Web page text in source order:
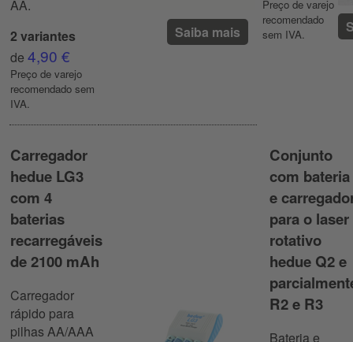
AA.
2 variantes
de 4,90 €
Preço de varejo
recomendado sem
IVA.
Saiba mais
Preço de varejo
recomendado
sem IVA.
Carregador
hedue LG3
com 4
baterias
recarregáveis
de 2100 mAh
Carregador
rápido para
pilhas AA/AAA
Conjunto
com bateria
e
para o laser
rotativo
hedue Q2 e
R2 e R3
Bateria e